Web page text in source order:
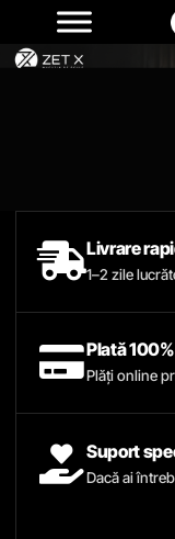
Livrare
1–2 zile
Plată
Plăți online
Suport
Dacă ai